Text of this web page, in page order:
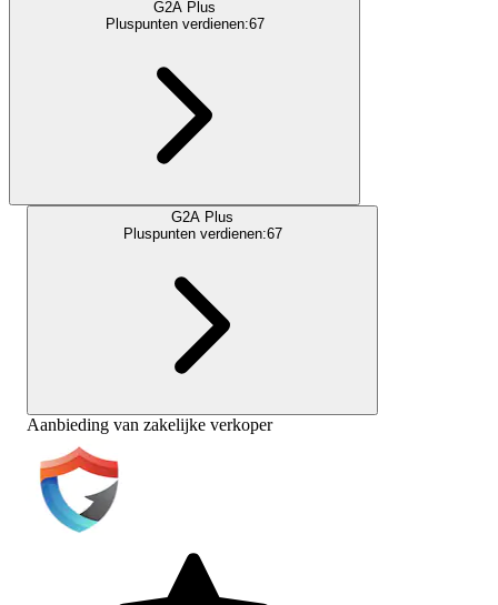
G2A Plus
Pluspunten verdienen:67
G2A Plus
Pluspunten verdienen:67
Aanbieding van zakelijke verkoper